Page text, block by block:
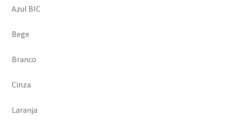
Azul BIC
Bege
Branco
Cinza
Laranja